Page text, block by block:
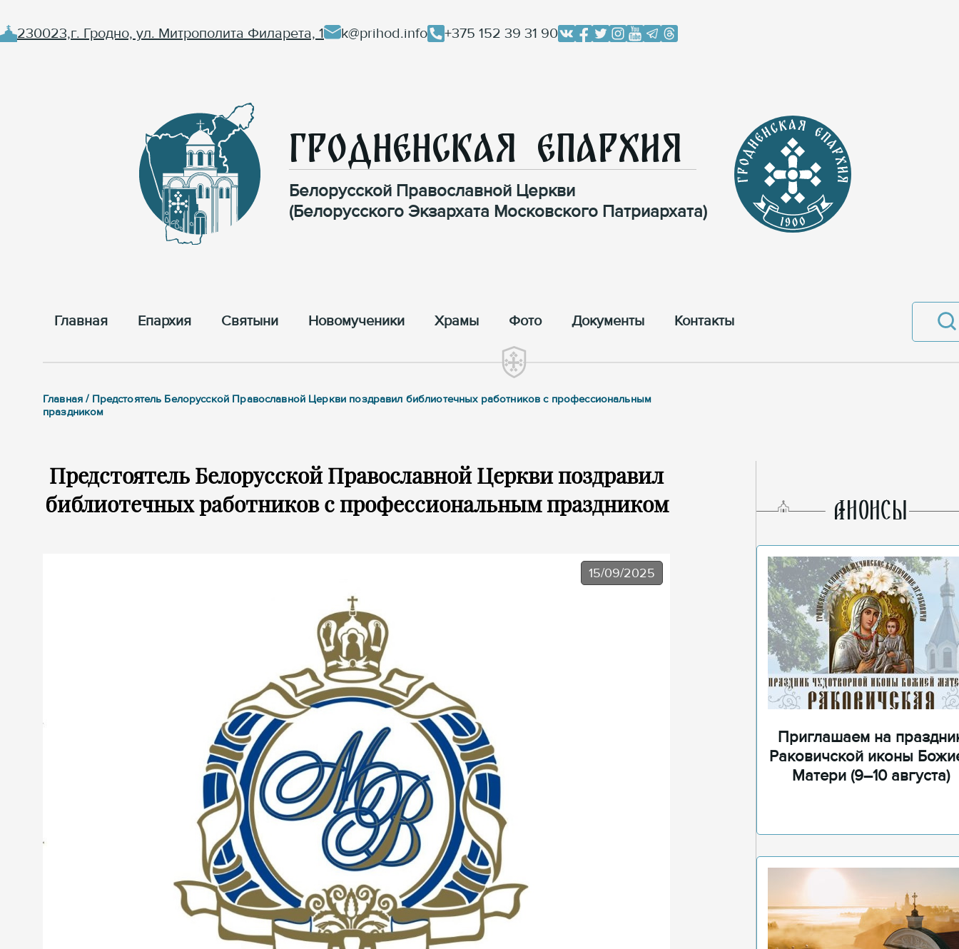
230023,г. Гродно, ул. Митрополита Филарета, 1 k@prihod.info +375 152 39 31 90
Гродненская Епархия
Белорусской Православной Церкви
(Белорусского Экзархата Московского Патриархата)
Главная Епархия Cвятыни Новомученики Храмы Фото Документы Контакты
Главная / Предстоятель Белорусской Православной Церкви поздравил библиотечных работников с профессиональным
праздником
Предстоятель Белорусской Православной Церкви поздравил
библиотечных работников с профессиональным праздником
15/09/2025
AНОНСЫ
Приглашаем на
Раковичской иконы
Матери (9–10 августа)